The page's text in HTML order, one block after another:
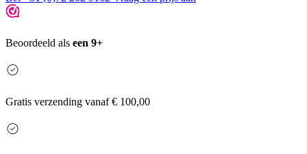
Beoordeeld als een 9+
Gratis verzending vanaf € 100,00